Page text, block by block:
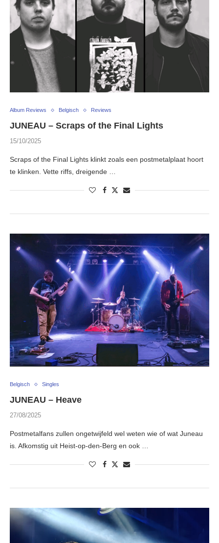
Album Reviews Belgisch Reviews
JUNEAU – Scraps of the Final Lights
15/10/2025
Scraps of the Final Lights klinkt zoals een postmetalplaat hoort
te klinken. Vette riffs, dreigende …
Belgisch Singles
JUNEAU – Heave
27/08/2025
Postmetalfans zullen ongetwijfeld wel weten wie of wat Juneau
is. Afkomstig uit Heist-op-den-Berg en ook …